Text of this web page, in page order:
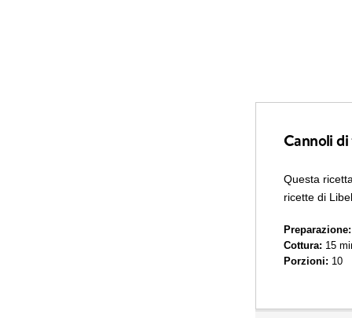
Cannoli
Questa
ricette di
Preparazione:
Cottura: 15
Porzioni: 10